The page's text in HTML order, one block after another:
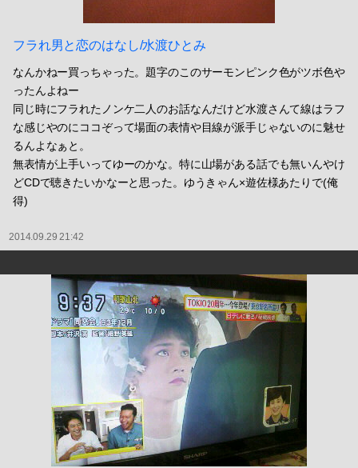
フラれ男と恋のはなし/水渡ひとみ
なんかねー買っちゃった。題字のこのサーモンピンク色がツボ色や
ったんよねー
同じ時にフラれたノンケ二人のお話なんだけど水渡さんて線はラフ
な感じやのにココぞって場面の表情や目線が派手じゃないのに魅せ
るんよなぁと。
無表情が上手いってゆーのかな。特に山場がある話でも無いんやけ
どCDで聴きたいかなーと思った。ゆうきゃん×遊佐様あたりで(俺
得)
2014.09.29 21:42